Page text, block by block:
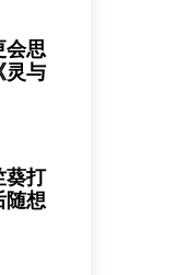
会思
与
葵打
想